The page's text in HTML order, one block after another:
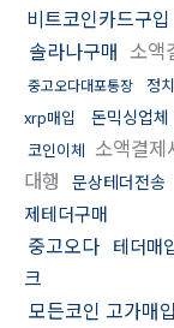
비트코인카드구입
솔라나구매 소액
중고오다대포통장 정
xrp매입
돈믹싱업체
코인이체 소액결제
대행 문상테더전송
제테더구매
중고오다 테더매
크
모든코인 고가매입